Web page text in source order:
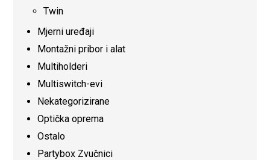
Twin
Mjerni uređaji
Montažni pribor i alat
Multiholderi
Multiswitch-evi
Nekategorizirane
Optička oprema
Ostalo
Partybox Zvučnici